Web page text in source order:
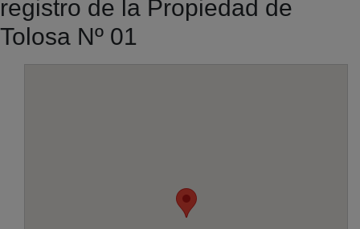
registro de la Propiedad de
Tolosa Nº 01